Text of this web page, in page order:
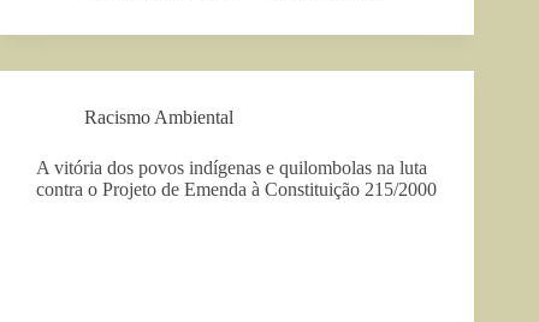
Racismo Ambiental
A vitória dos povos indígenas e quilombolas na luta
contra o Projeto de Emenda à Constituição 215/2000